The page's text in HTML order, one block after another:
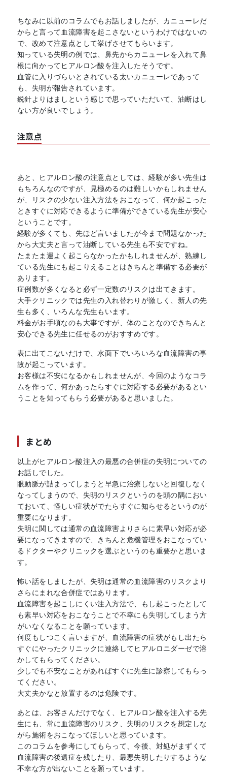
ちなみに以前のコラムでもお話しましたが、カニューレだ
からと言って血流障害を起こさないというわけではないの
で、改めて注意点として挙げさせてもらいます。
知っている失明の例では、鼻先からカニューレを入れて鼻
根に向かってヒアルロン酸を注入したそうです。
血管に入りづらいとされている太いカニューレであって
も、失明が報告されています。
鋭針よりはましという感じで思っていただいて、油断はし
ない方が良いでしょう。
注意点
あと、ヒアルロン酸の注意点としては、経験が多い先生は
もちろんなのですが、見極めるのは難しいかもしれません
が、リスクの少ない注入方法をおこなって、何か起こった
ときすぐに対応できるように準備ができている先生が安心
ということです。
経験が多くても、先ほど言いましたが今まで問題なかった
から大丈夫と言って油断している先生も不安ですね。
たまたま運よく起こらなかったかもしれませんが、熟練し
ている先生にも起こりえることはきちんと準備する必要が
あります。
症例数が多くなると必ず一定数のリスクは出てきます。
大手クリニックでは先生の入れ替わりが激しく、新人の先
生も多く、いろんな先生もいます。
料金がお手頃なのも大事ですが、体のことなのできちんと
安心できる先生に任せるのがおすすめです。
表に出てこないだけで、水面下でいろいろな血流障害の事
故が起こっています。
お客様は不安になるかもしれませんが、今回のようなコラ
ムを作って、何かあったらすぐに対応する必要があるとい
うことを知ってもらう必要があると思いました。
まとめ
以上がヒアルロン酸注入の最悪の合併症の失明についての
お話しでした。
眼動脈が詰まってしまうと早急に治療しないと回復しなく
なってしまうので、失明のリスクというのを頭の隅におい
ておいて、怪しい症状がでたらすぐに知らせるというのが
重要になります。
失明に関しては通常の血流障害よりさらに素早い対応が必
要になってきますので、きちんと危機管理をおこなってい
るドクターやクリニックを選ぶというのも重要かと思いま
す。
怖い話をしましたが、失明は通常の血流障害のリスクより
さらにまれな合併症ではあります。
血流障害を起こしにくい注入方法で、もし起こったとして
も素早い対応をおこなうことで不幸にも失明してしまう方
がいなくなることを願っています。
何度もしつこく言いますが、血流障害の症状がもし出たら
すぐにやったクリニックに連絡してヒアルロニダーゼで溶
かしてもらってください。
少しでも不安なことがあればすぐに先生に診察してもらっ
てください。
大丈夫かなと放置するのは危険です。
あとは、お客さんだけでなく、ヒアルロン酸を注入する先
生にも、常に血流障害のリスク、失明のリスクを想定しな
がら施術をおこなってほしいと思っています。
このコラムを参考にしてもらって、今後、対処がまずくて
血流障害の後遺症を残したり、最悪失明したりするような
不幸な方が出ないことを願っています。